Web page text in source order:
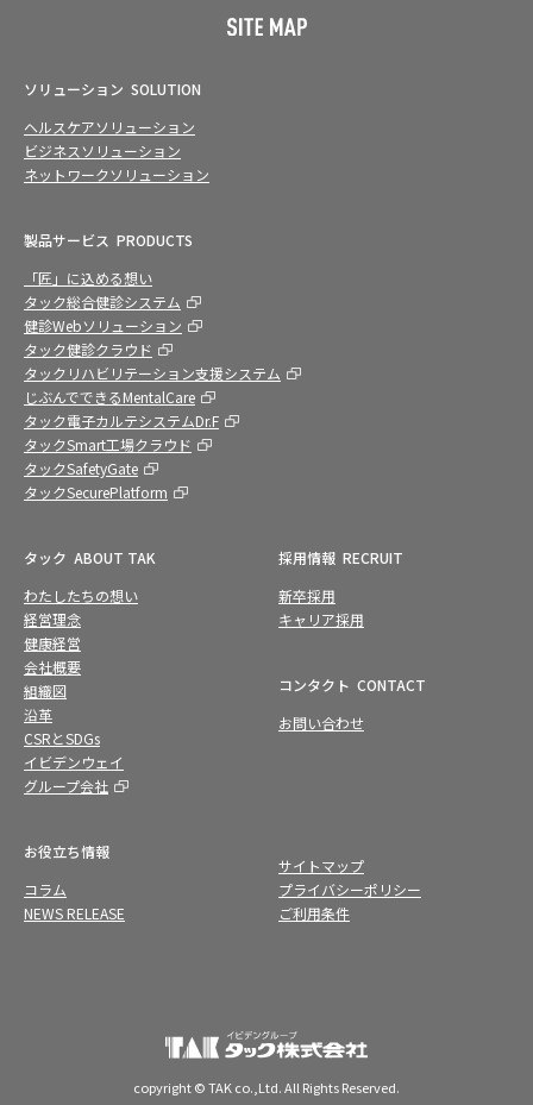
ソリューション SOLUTION
ヘルスケアソリューション
ビジネスソリューション
ネットワークソリューション
製品サービス PRODUCTS
「匠」に込める想い
タック総合健診システム
健診Webソリューション
タック健診クラウド
タックリハビリテーション支援システム
じぶんでできるMentalCare
タック電子カルテシステムDr.F
タックSmart工場クラウド
タックSafetyGate
タックSecurePlatform
タック ABOUT TAK
わたしたちの想い
経営理念
健康経営
会社概要
組織図
沿革
CSRとSDGs
イビデンウェイ
グループ会社
お役立ち情報
コラム
NEWS RELEASE
採用情報 RECRUIT
新卒採用
キャリア採用
コンタクト CONTACT
お問い合わせ
サイトマップ
プライバシーポリシー
ご利用条件
copyright © TAK co.,Ltd. All Rights Reserved.